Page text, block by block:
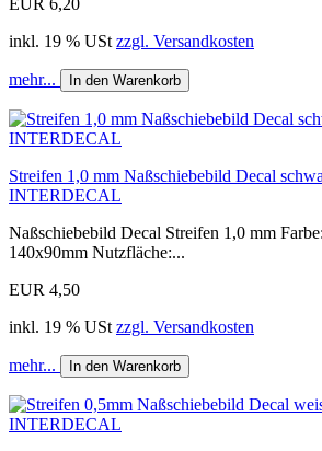
EUR 6,20
inkl. 19 % USt zzgl. Versandkosten
mehr... In den Warenkorb
Streifen 1,0 mm Naßschiebebild Decal
INTERDECAL
Naßschiebebild Decal Streifen 1,0 mm
140x90mm Nutzfläche:...
EUR 4,50
inkl. 19 % USt zzgl. Versandkosten
mehr... In den Warenkorb